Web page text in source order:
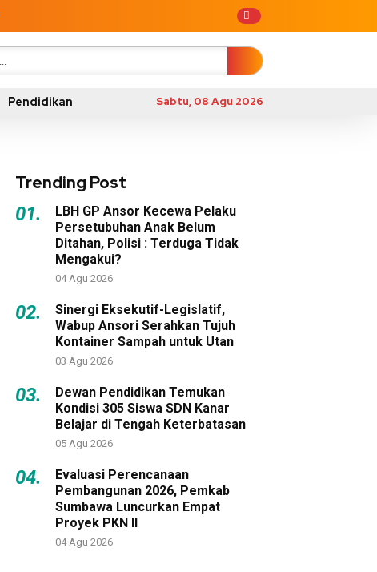
Pendidikan Sabtu, 08 Agu 2026
Trending Post
01.
LBH GP Ansor Kecewa Pelaku
Persetubuhan Anak Belum
Ditahan, Polisi : Terduga Tidak
Mengakui?
04 Agu 2026
02.
Sinergi Eksekutif-Legislatif,
Wabup Ansori Serahkan Tujuh
Kontainer Sampah untuk Utan
03 Agu 2026
03.
Dewan Pendidikan Temukan
Kondisi 305 Siswa SDN Kanar
Belajar di Tengah Keterbatasan
05 Agu 2026
04.
Evaluasi Perencanaan
Pembangunan 2026, Pemkab
Sumbawa Luncurkan Empat
Proyek PKN II
04 Agu 2026